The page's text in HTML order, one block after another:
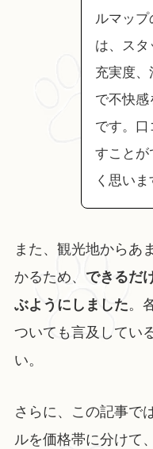
ルマッ
は、ス
充実度
で不快感
です。
すことが
く思いま
また、観光地からあ
かるため、 できるだ
ぶようにしました。
ついても言及してい
い。
さらに、この記事で
ルを価格帯に分けて